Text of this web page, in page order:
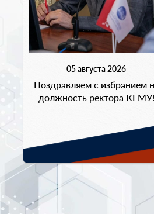
05 августа 2026
Поздравляем с избранием
должность ректора КГМУ!